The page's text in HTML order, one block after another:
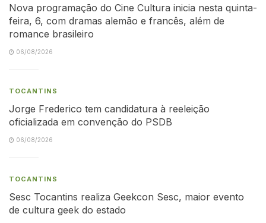
Nova programação do Cine Cultura inicia nesta quinta-
feira, 6, com dramas alemão e francês, além de
romance brasileiro
06/08/2026
TOCANTINS
Jorge Frederico tem candidatura à reeleição
oficializada em convenção do PSDB
06/08/2026
TOCANTINS
Sesc Tocantins realiza Geekcon Sesc, maior evento
de cultura geek do estado